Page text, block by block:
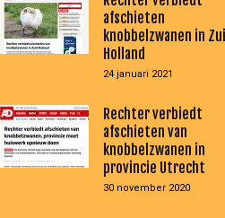
afschieten
knobbelzwanen in
Holland
24 januari 2021
Rechter verbiedt
afschieten van
knobbelzwanen in
provincie Utrecht
30 november 2020